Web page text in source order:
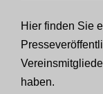
Hier finden Sie
haben.